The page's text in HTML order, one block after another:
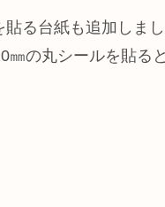
る台紙も追加しま
の丸シールを貼る